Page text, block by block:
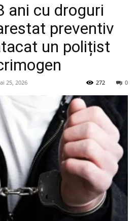
ani cu droguri
preventiv
un polițist
25, 2026 0
272